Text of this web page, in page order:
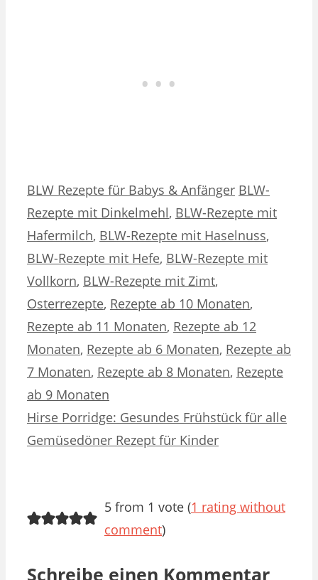
Kategorien
BLW Rezepte für Babys & Anfänger Schlagwörter
BLW-
Rezepte mit Dinkelmehl, BLW-Rezepte mit
Hafermilch, BLW-Rezepte mit Haselnuss,
BLW-Rezepte mit Hefe, BLW-Rezepte mit
Vollkorn, BLW-Rezepte mit Zimt,
Osterrezepte, Rezepte ab 10 Monaten,
Rezepte ab 11 Monaten, Rezepte ab 12
Monaten, Rezepte ab 6 Monaten, Rezepte ab
7 Monaten, Rezepte ab 8 Monaten, Rezepte
ab 9 Monaten
Hirse Porridge: Gesundes Frühstück für alle
Gemüsedöner Rezept für Kinder
5 from 1 vote (1 rating without
comment)
Schreibe einen Kommentar